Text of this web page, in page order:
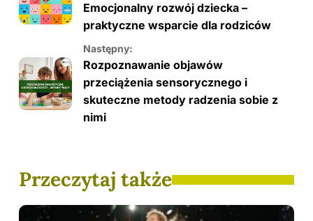
Emocjonalny rozwój dziecka –
praktyczne wsparcie dla rodziców
Następny:
Rozpoznawanie objawów
przeciążenia sensorycznego i
skuteczne metody radzenia sobie z
nimi
Przeczytaj także